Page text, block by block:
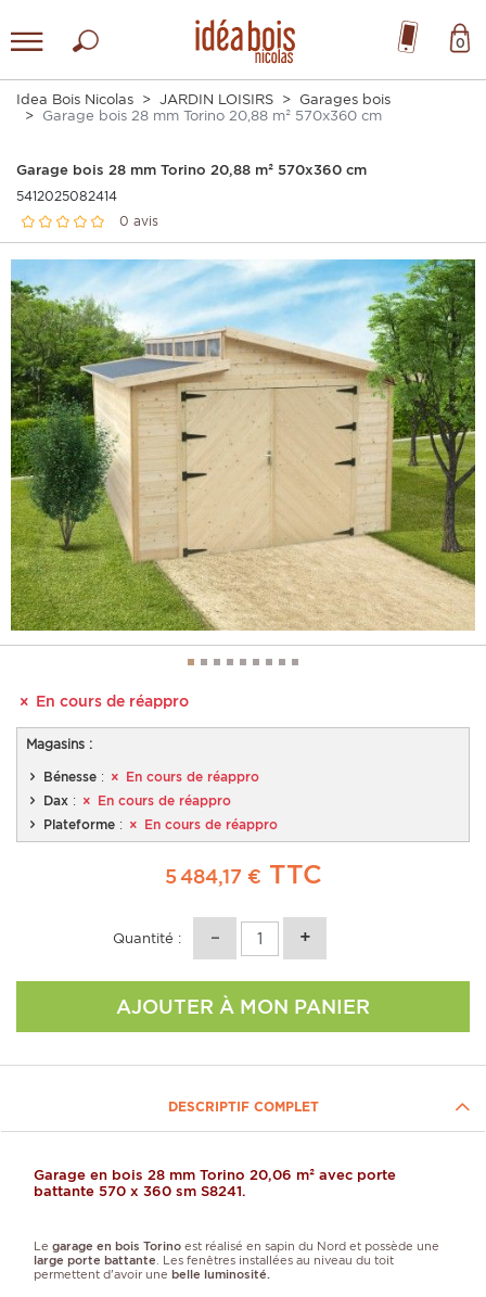
0
Idea Bois Nicolas JARDIN LOISIRS
Garages bois
Garage bois 28 mm Torino 20,88 m² 570x360 cm
Garage bois 28 mm Torino 20,88 m² 570x360 cm
5412025082414
0 avis
En cours de réappro
Magasins :
Bénesse :
En cours de réappro
Dax :
En cours de réappro
Plateforme : En cours de réappro
5 484,17 € TTC
Quantité :
AJOUTER À MON PANIER
DESCRIPTIF COMPLET
Garage en bois 28 mm Torino 20,06 m² avec porte
battante 570 x 360 sm S8241.
Le garage en bois Torino est réalisé en sapin du Nord et possède une
large porte battante. Les fenêtres installées au niveau du toit
permettent d'avoir une belle luminosité.